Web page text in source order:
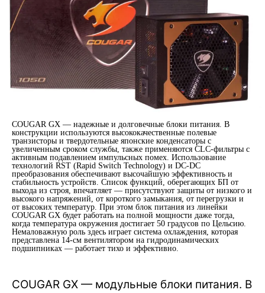
COUGAR GX — надежные и долговечные блоки питания. В
конструкции используются высококачественные полевые
транзисторы и твердотельные японские конденсаторы с
увеличенным сроком службы, также применяются CLC-фильтры с
активным подавлением импульсных помех. Использование
технологий RST (Rapid Switch Technology) и DC-DC
преобразования обеспечивают высочайшую эффективность и
стабильность устройств. Список функций, оберегающих БП от
выхода из строя, впечатляет — присутствуют защиты от низкого и
высокого напряжений, от короткого замыкания, от перегрузки и
от высоких температур. При этом блок питания из линейки
COUGAR GX будет работать на полной мощности даже тогда,
когда температура окружения достигает 50 градусов по Цельсию.
Немаловажную роль здесь играет система охлаждения, которая
представлена 14-см вентилятором на гидродинамических
подшипниках — работает тихо и эффективно.
COUGAR GX — модульные блоки питания. В